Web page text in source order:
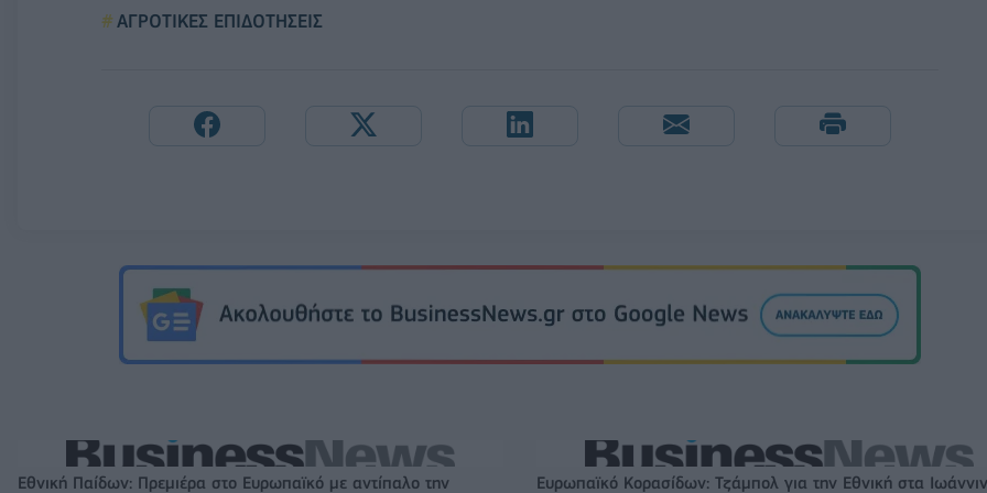
ΑΓΡΟΤΙΚΕΣ ΕΠΙΔΟΤΗΣΕΙΣ
Εθνική Παίδων: Πρεμιέρα στο Ευρωπαϊκό με αντίπαλο την Ευρωπαϊκό Κορασίδων: Τζάμπολ για την Εθνική στα